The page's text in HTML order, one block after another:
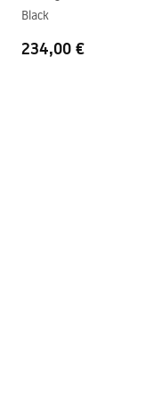
Easy Clean Beschichtung
Black
234,00 €